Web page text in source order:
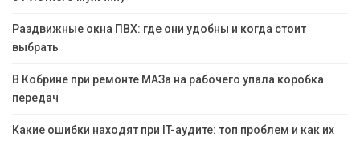
Раздвижные окна ПВХ: где они удобны и когда стоит
выбрать
В Кобрине при ремонте МАЗа на рабочего упала коробка
передач
Какие ошибки находят при IT-аудите: топ проблем и как их